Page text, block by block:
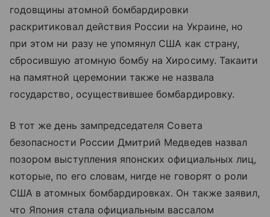
годовщины атомной бомбардировки
раскритиковал действия России на Украине, но
при этом ни разу не упомянул США как страну,
сбросившую атомную бомбу на Хиросиму. Такаити
на памятной церемонии также не назвала
государство, осуществившее бомбардировку.
В тот же день зампредседателя Совета
безопасности России Дмитрий Медведев назвал
позором выступления японских официальных лиц,
которые, по его словам, нигде не говорят о роли
США в атомных бомбардировках. Он также заявил,
что Япония стала официальным вассалом